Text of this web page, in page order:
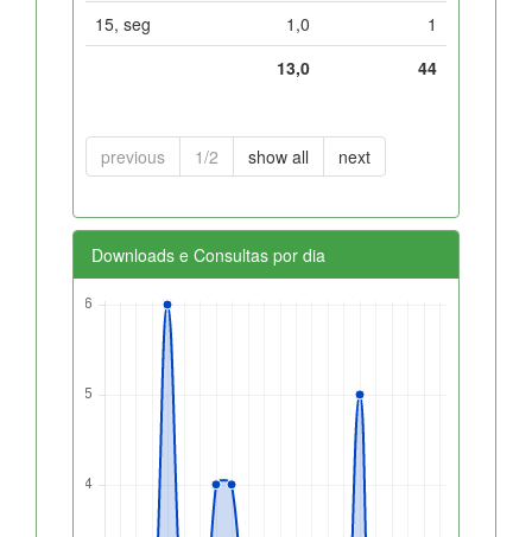
15, seg
1,0
1
13,0
44
previous 1/2 show all next
Downloads e Consultas por dia